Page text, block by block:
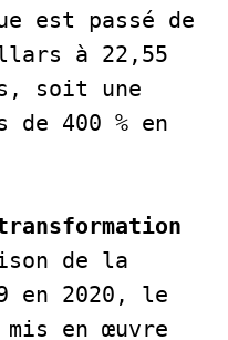
est passé de
à 22,55
soit une
de 400 % en
de la
en 2020, le
mis en œuvre